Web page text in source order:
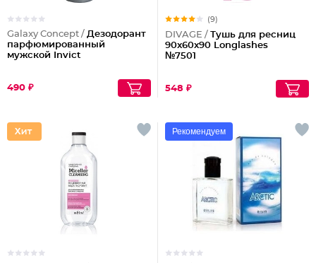
Galaxy Concept / Дезодорант
парфюмированный
мужской Invict
490 ₽
(9)
DIVAGE / Тушь для ресниц
90x60x90 Longlashes
№7501
548 ₽
Рекомендуем